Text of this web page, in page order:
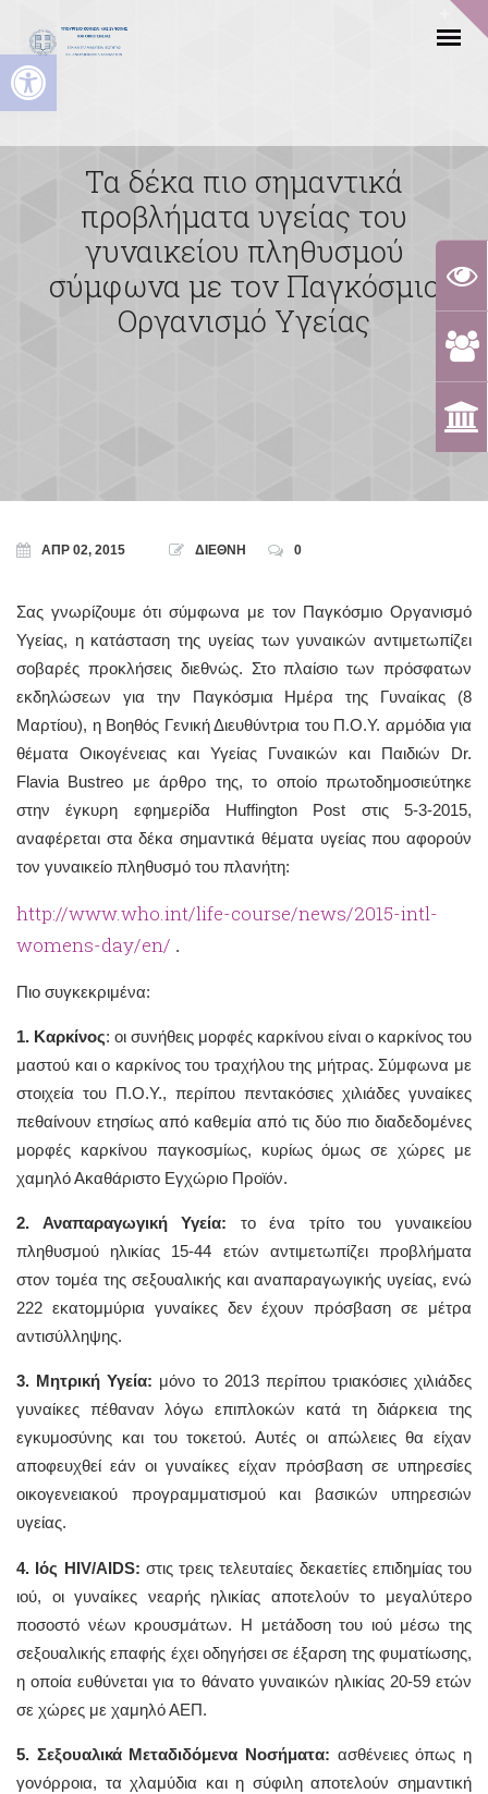
Ανοίξτε τη γραμμή εργαλείων
Τα δέκα πιο σημαντικά
προβλήματα υγείας του
γυναικείου πληθυσμού
σύμφωνα με τον Παγκόσμιο
Οργανισμό Υγείας
ΑΠΡ 02, 2015 ΔΙΕΘΝΗ 0
Σας γνωρίζουμε ότι σύμφωνα με τον Παγκόσμιο Οργανισμό
Υγείας, η κατάσταση της υγείας των γυναικών αντιμετωπίζει
σοβαρές προκλήσεις διεθνώς. Στο πλαίσιο των πρόσφατων
εκδηλώσεων για την Παγκόσμια Ημέρα της Γυναίκας (8
Μαρτίου), η Βοηθός Γενική Διευθύντρια του Π.Ο.Υ. αρμόδια για
θέματα Οικογένειας και Υγείας Γυναικών και Παιδιών Dr.
Flavia Bustreo με άρθρο της, το οποίο πρωτοδημοσιεύτηκε
στην έγκυρη εφημερίδα Huffington Post στις 5-3-2015,
αναφέρεται στα δέκα σημαντικά θέματα υγείας που αφορούν
τον γυναικείο πληθυσμό του πλανήτη:
http://www.who.int/life-course/news/2015-intl-
womens-day/en/ .
Πιο συγκεκριμένα:
1. Καρκίνος: οι συνήθεις μορφές καρκίνου είναι ο καρκίνος του
μαστού και ο καρκίνος του τραχήλου της μήτρας. Σύμφωνα με
στοιχεία του Π.Ο.Υ., περίπου πεντακόσιες χιλιάδες γυναίκες
πεθαίνουν ετησίως από καθεμία από τις δύο πιο διαδεδομένες
μορφές καρκίνου παγκοσμίως, κυρίως όμως σε χώρες με
χαμηλό Ακαθάριστο Εγχώριο Προϊόν.
2. Αναπαραγωγική Υγεία: το ένα τρίτο του γυναικείου
πληθυσμού ηλικίας 15-44 ετών αντιμετωπίζει προβλήματα
στον τομέα της σεξουαλικής και αναπαραγωγικής υγείας, ενώ
222 εκατομμύρια γυναίκες δεν έχουν πρόσβαση σε μέτρα
αντισύλληψης.
3. Μητρική Υγεία: μόνο το 2013 περίπου τριακόσιες χιλιάδες
γυναίκες πέθαναν λόγω επιπλοκών κατά τη διάρκεια της
εγκυμοσύνης και του τοκετού. Αυτές οι απώλειες θα είχαν
αποφευχθεί εάν οι γυναίκες είχαν πρόσβαση σε υπηρεσίες
οικογενειακού προγραμματισμού και βασικών υπηρεσιών
υγείας.
4. Ιός HIV/AIDS: στις τρεις τελευταίες δεκαετίες επιδημίας του
ιού, οι γυναίκες νεαρής ηλικίας αποτελούν το μεγαλύτερο
ποσοστό νέων κρουσμάτων. Η μετάδοση του ιού μέσω της
σεξουαλικής επαφής έχει οδηγήσει σε έξαρση της φυματίωσης,
η οποία ευθύνεται για το θάνατο γυναικών ηλικίας 20-59 ετών
σε χώρες με χαμηλό ΑΕΠ.
5. Σεξουαλικά Μεταδιδόμενα Νοσήματα: ασθένειες όπως η
γονόρροια, τα χλαμύδια και η σύφιλη αποτελούν σημαντική